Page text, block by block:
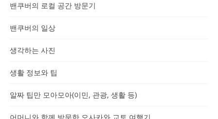
밴쿠버의 로컬 공간 방문기
밴쿠버의 일상
생각하는 사진
생활 정보와 팁
알짜 팁만 모아모아(이민, 관광, 생활 등)